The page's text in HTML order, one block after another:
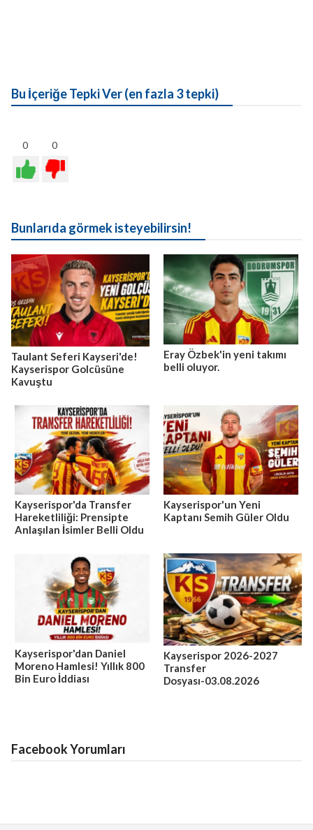
Bu İçeriğe Tepki Ver (en fazla 3 tepki)
0 0
Bunlarıda görmek isteyebilirsin!
Taulant Seferi Kayseri'de!
Kayserispor Golcüsüne
Kavuştu
Eray Özbek'in yeni takımı
belli oluyor.
Kayserispor'da Transfer
Hareketliliği: Prensipte
Anlaşılan İsimler Belli Oldu
Kayserispor'un Yeni
Kaptanı Semih Güler Oldu
Kayserispor'dan Daniel
Moreno Hamlesi! Yıllık 800
Bin Euro İddiası
Kayserispor 2026-2027
Transfer
Dosyası-03.08.2026
Facebook Yorumları